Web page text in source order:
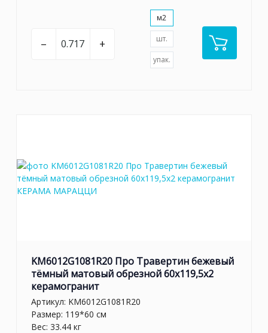
– +
м2
шт.
упак.
KM6012G1081R20 Про Травертин бежевый
тёмный матовый обрезной 60x119,5x2
керамогранит
Артикул: KM6012G1081R20
Размер: 119*60 см
Вес: 33.44 кг